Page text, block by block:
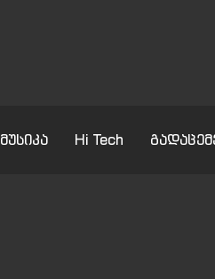
მუსიკა Hi Tech